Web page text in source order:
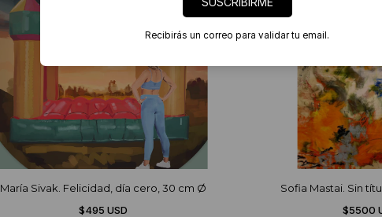
María Sivak. Felicidad, día cero, 30 cm Ø
$495 USD
Sofia Mastai. Sin
$5500
Recibirás un correo para validar tu email.